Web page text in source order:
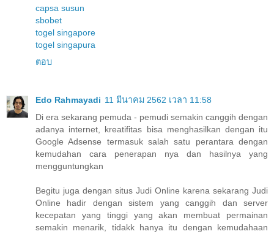
capsa susun
sbobet
togel singapore
togel singapura
ตอบ
Edo Rahmayadi 11 มีนาคม 2562 เวลา 11:58
Di era sekarang pemuda - pemudi semakin canggih dengan
adanya internet, kreatifitas bisa menghasilkan dengan itu
Google Adsense termasuk salah satu perantara dengan
kemudahan cara penerapan nya dan hasilnya yang
mengguntungkan
Begitu juga dengan situs Judi Online karena sekarang Judi
Online hadir dengan sistem yang canggih dan server
kecepatan yang tinggi yang akan membuat permainan
semakin menarik, tidakk hanya itu dengan kemudahaan